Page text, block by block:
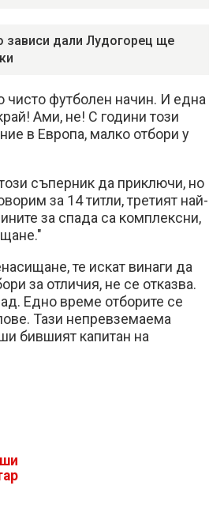
зависи дали Лудогорец ще
чисто футболен начин. И една
Ами, не! С години този
в Европа, малко отбори у
съперник да приключи, но
за 14 титли, третият най-
за спада са комплексни,
те искат винаги да
за отличия, не се отказва.
Едно време отборите се
Тази непревземаема
бившият капитан на